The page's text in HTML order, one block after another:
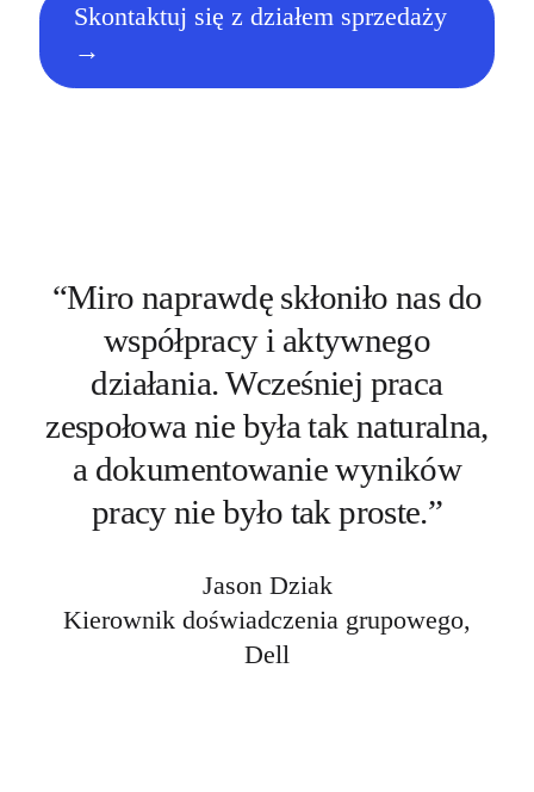
Skontaktuj się z działem sprzedaży
“Miro naprawdę skłoniło nas do
współpracy i aktywnego
działania. Wcześniej praca
zespołowa nie była tak naturalna,
a dokumentowanie wyników
pracy nie było tak proste.”
Jason Dziak
Kierownik doświadczenia grupowego,
Dell